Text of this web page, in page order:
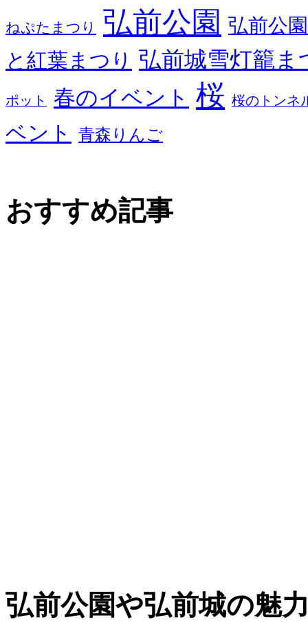
ねぷたまつり 弘前公園 弘前公
と紅葉まつり 弘前城雪灯籠ま
ポット 春のイベント 桜 桜のトンネ
ベント 青森りんご
おすすめ記事
弘前公園や弘前城の魅